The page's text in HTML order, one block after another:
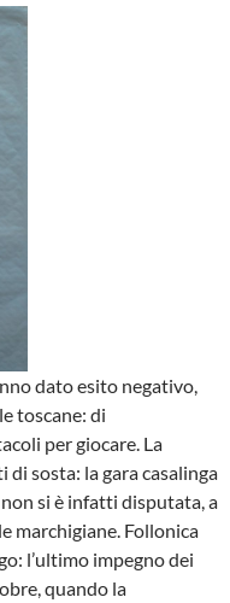
dato esito negativo,
toscane: di
per giocare. La
sosta: la gara casalinga
si è infatti disputata, a
marchigiane. Follonica
l’ultimo impegno dei
quando la